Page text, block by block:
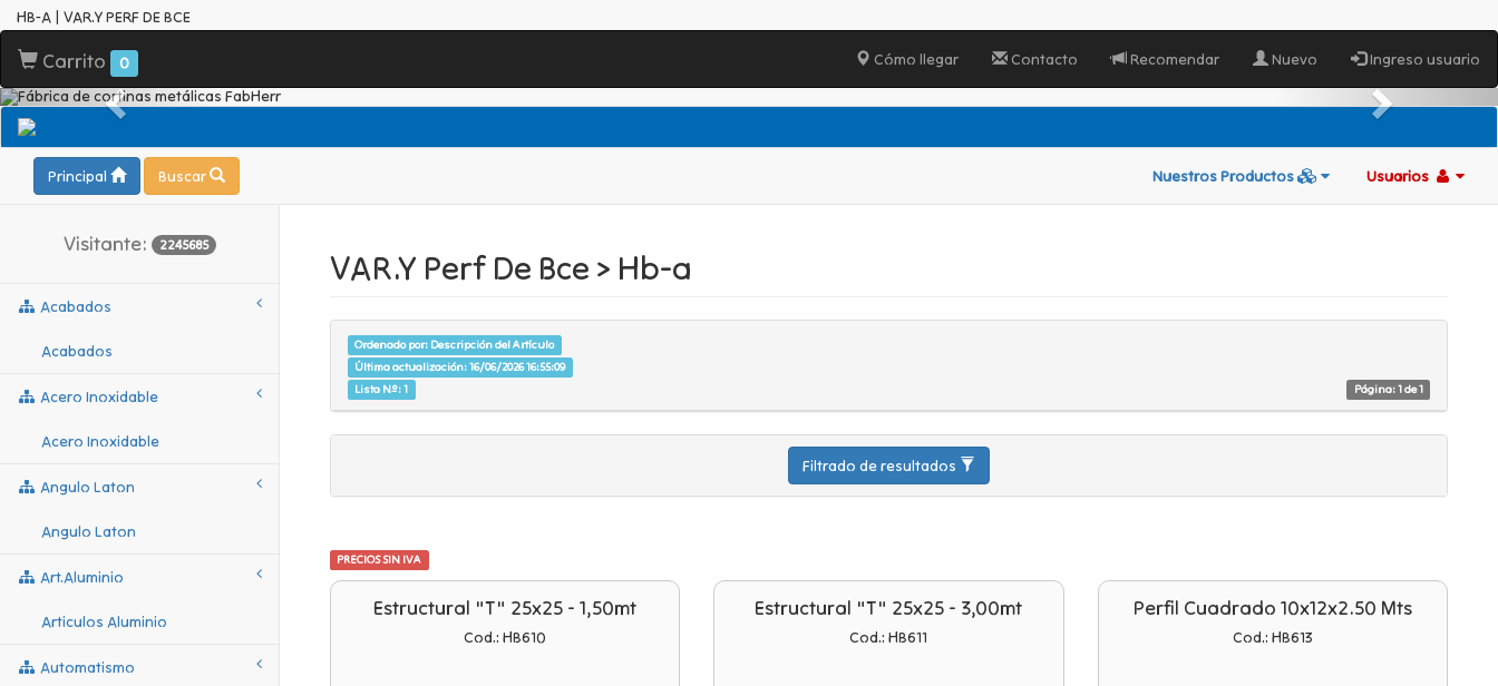
HB-A | VAR.Y PERF DE BCE
Carrito 0 Cómo llegar Contacto Recomendar Nuevo Ingreso usuario
Principal Buscar Nuestros Productos Usuarios
Visitante: 2245685
Acabados
Acabados
Acero Inoxidable
Acero Inoxidable
Angulo Laton
Angulo Laton
Art.aluminio
Articulos Aluminio
Automatismo
VAR.Y Perf De Bce > Hb-a
Ordenado por: Descripción del Artículo
Última actualización: 16/06/2026 16:55:09
Lista Nº: 1
Página: 1 de 1
Filtrado de resultados
PRECIOS SIN IVA
Estructural "t" 25x25 - 1,50mt
Cod.: HB610
Estructural "t" 25x25 - 3,00mt
Cod.: HB611
Perfil Cuadrado 10x12x2.50 Mts
Cod.: HB613